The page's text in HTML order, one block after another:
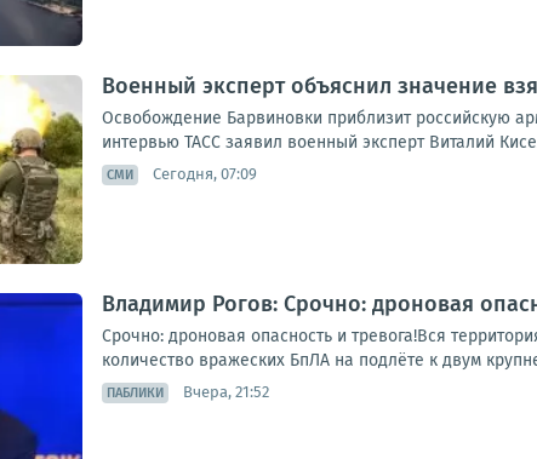
Военный эксперт объяснил значение
Освобождение Барвиновки приблизит российскую
интервью ТАСС заявил военный эксперт Виталий
СМИ Сегодня, 07:09
Владимир Рогов: Срочно: дроновая
Срочно: дроновая опасность и тревога!Вся
количество вражеских БпЛА на подлёте к двум
ПАБЛИКИ Вчера, 21:52